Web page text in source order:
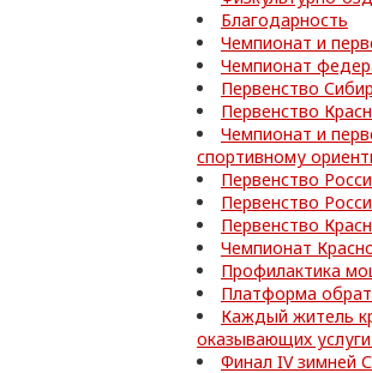
Благодарность
Чемпионат и
Чемпионат
Первенство
Первенство
Чемпионат и
спортивному
Первенство
Первенство
Первенство
Чемпионат
Профилактика
Платформа
Каждый житель
оказывающих
Финал IV зимней